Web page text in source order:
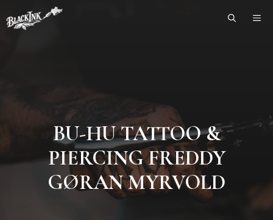
to
BU-HU TATTOO &
PIERCING FREDDY
GØRAN MYRVOLD